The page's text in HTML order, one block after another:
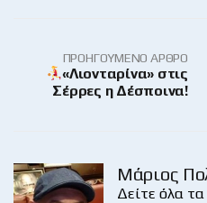
ΠΡΟΗΓΟΎΜΕΝΟ ΆΡΘΡΟ
«Λιονταρίνα» στις
Σέρρες η Δέσποινα!
Μάριος
Δείτε όλα